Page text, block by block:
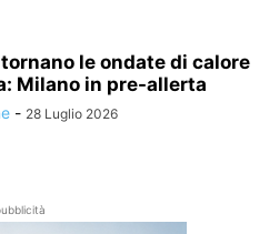
le ondate di calore
Milano in pre-allerta
- 28 Luglio 2026